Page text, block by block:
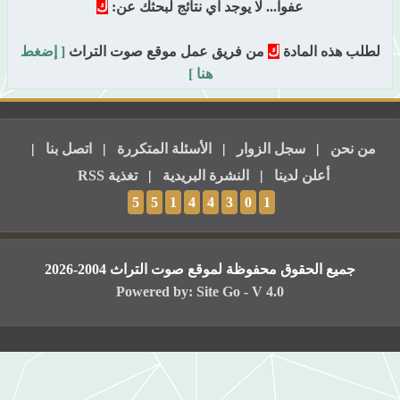
عفواً... لا يوجد اي نتائج لبحثك عن: ك
لطلب هذه المادةك من فريق عمل موقع صوت التراث [ إضغط
هنا ]
من نحن | سجل الزوار | الأسئلة المتكررة | اتصل بنا |
أعلن لدينا | النشرة البريدية |تغذية RSS
5
5 1 4 4 3 0 1
جميع الحقوق محفوظة لموقع صوت التراث 2004-2026
Powered by: Site Go - V 4.0